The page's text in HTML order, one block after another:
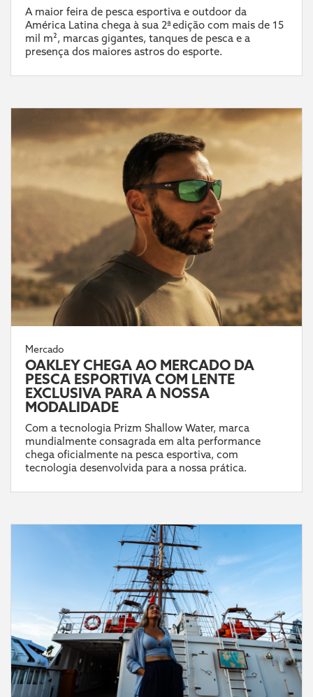
A maior feira de pesca esportiva e outdoor da
América Latina chega à sua 2ª edição com mais de 15
mil m², marcas gigantes, tanques de pesca e a
presença dos maiores astros do esporte.
Mercado
OAKLEY CHEGA AO MERCADO DA
PESCA ESPORTIVA COM LENTE
EXCLUSIVA PARA A NOSSA
MODALIDADE
Com a tecnologia Prizm Shallow Water, marca
mundialmente consagrada em alta performance
chega oficialmente na pesca esportiva, com
tecnologia desenvolvida para a nossa prática.